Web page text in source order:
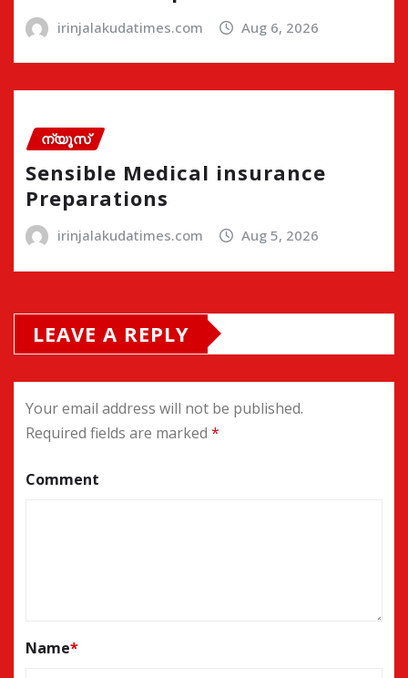
irinjalakudatimes.com Aug 6, 2026
ന്യൂസ്
Sensible Medical insurance
Preparations
irinjalakudatimes.com Aug 5, 2026
LEAVE A REPLY
Your email address will not be published.
Required fields are marked *
Comment
Name*